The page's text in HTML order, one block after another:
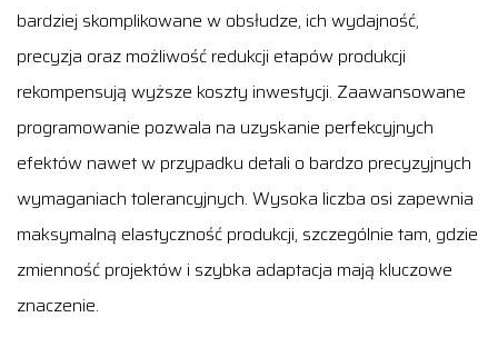
bardziej skomplikowane w obsłudze, ich wydajność,
precyzja oraz możliwość redukcji etapów produkcji
rekompensują wyższe koszty inwestycji. Zaawansowane
programowanie pozwala na uzyskanie perfekcyjnych
efektów nawet w przypadku detali o bardzo precyzyjnych
wymaganiach tolerancyjnych. Wysoka liczba osi zapewnia
maksymalną elastyczność produkcji, szczególnie tam, gdzie
zmienność projektów i szybka adaptacja mają kluczowe
znaczenie.